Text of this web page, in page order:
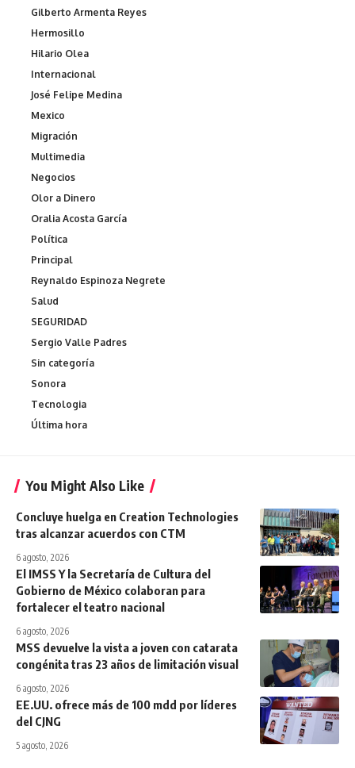
Gilberto Armenta Reyes
Hermosillo
Hilario Olea
Internacional
José Felipe Medina
Mexico
Migración
Multimedia
Negocios
Olor a Dinero
Oralia Acosta García
Política
Principal
Reynaldo Espinoza Negrete
Salud
SEGURIDAD
Sergio Valle Padres
Sin categoría
Sonora
Tecnologia
Última hora
You Might Also Like
Concluye huelga en Creation Technologies
tras alcanzar acuerdos con CTM
6 agosto, 2026
El IMSS Y la Secretaría de Cultura del
Gobierno de México colaboran para
fortalecer el teatro nacional
6 agosto, 2026
MSS devuelve la vista a joven con catarata
congénita tras 23 años de limitación visual
6 agosto, 2026
EE.UU. ofrece más de 100 mdd por líderes
del CJNG
5 agosto, 2026